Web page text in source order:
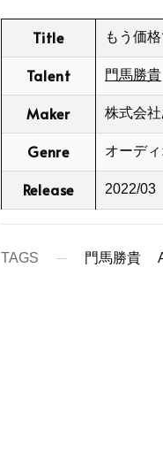
Title もう価
Talent 門馬勝貴
Maker 株式会
Genre オーデ
Release 2022/03
TAGS 門馬勝貴